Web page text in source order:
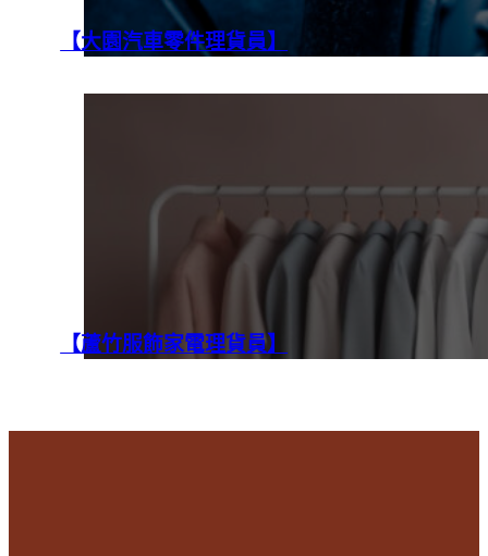
【大園汽車零件理貨員】
【蘆竹服飾家電理貨員】